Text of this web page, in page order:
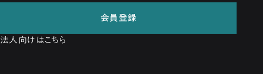
会員登録
法人向けはこちら